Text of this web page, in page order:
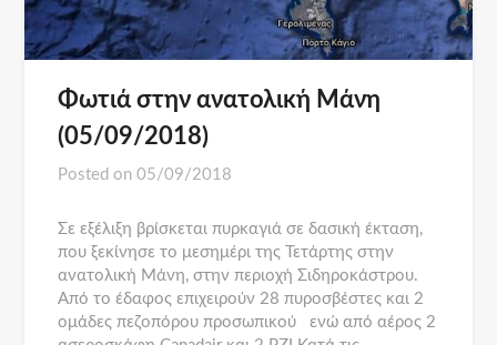
Φωτιά στην ανατολική Μάνη
(05/09/2018)
Posted on05/09/2018
Σε εξέλιξη βρίσκεται πυρκαγιά σε δασική έκταση,
που ξεκίνησε το μεσημέρι της Τετάρτης στην
ανατολική Μάνη, στην περιοχή Σιδηροκάστρου.
Από το έδαφος επιχειρούν 28 πυροσβέστες και 2
ομάδες πεζοπόρου προσωπικού ενώ από αέρος 2